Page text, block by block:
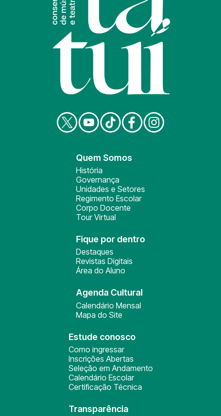
Quem Somos
História
Governança
Unidades e Setores
Regimento Escolar
Corpo Docente
Tour Virtual
Fique por dentro
Destaques
Revistas Digitais
Área do Aluno
Agenda Cultural
Calendário Mensal
Mapa do Site
Estude conosco
Como ingressar
Inscrições Abertas
Seleção em Andamento
Calendário Escolar
Certificação Técnica
Transparência